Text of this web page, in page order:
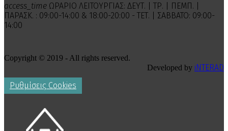
access_time ΩΡΑΡΙΟ ΛΕΙΤΟΥΡΓΙΑΣ: ΔΕΥΤ. | ΤΡ. | ΠΕΜΠ. |
ΠΑΡΑΣΚ. : 09:00-14:00 & 18:00-20:00 - ΤΕΤ. | ΣΑΒΒΑΤΟ: 09:00-
14:00
Copyright © 2019 - All rights reserved.
Developed by iNTERAD
Ρυθμίσεις Cookies